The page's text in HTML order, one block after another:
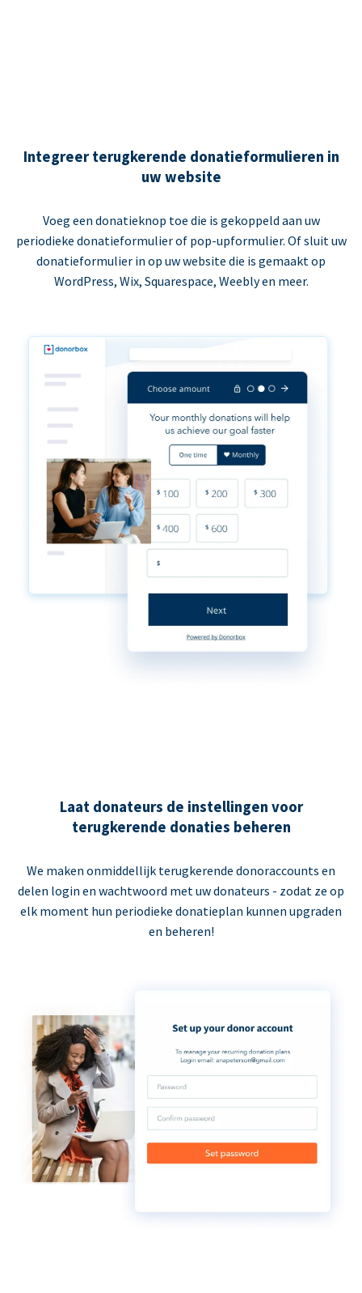
Integreer terugkerende donatieformulieren in
uw website
Voeg een donatieknop toe die is gekoppeld aan uw
periodieke donatieformulier of pop-upformulier. Of sluit uw
donatieformulier in op uw website die is gemaakt op
WordPress, Wix, Squarespace, Weebly en meer.
Laat donateurs de instellingen voor
terugkerende donaties beheren
We maken onmiddellijk terugkerende donoraccounts en
delen login en wachtwoord met uw donateurs - zodat ze op
elk moment hun periodieke donatieplan kunnen upgraden
en beheren!